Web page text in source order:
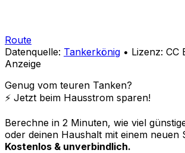
Route
Datenquelle: Tankerkönig • Lizenz: CC
Anzeige
Genug vom teuren Tanken?
⚡️ Jetzt beim Hausstrom sparen!
Berechne in 2 Minuten, wie viel
oder deinen Haushalt mit einem neuen
Kostenlos & unverbindlich.